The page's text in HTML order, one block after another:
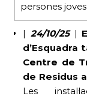
persones
| 24/10/25 |
d’Esquadra
Centre de
de Residus
Les